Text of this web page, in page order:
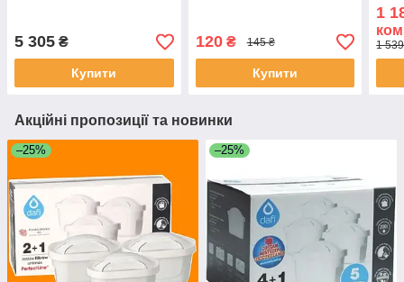
5 305 ₴
Купити
120₴ 145 ₴
Купити
1
1
Акційні пропозиції та новинки
–25% –25%